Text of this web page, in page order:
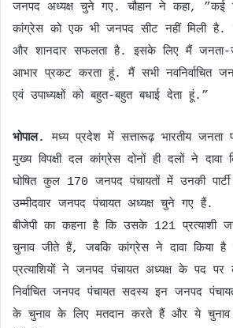
जनपद अध्यक्ष चुने गए. चौहान ने कहा, ”कई
कांग्रेस को एक भी जनपद सीट नहीं मिली है.
और शानदार सफलता है. इसके लिए मैं जनता-
आभार प्रकट करता हूं. मैं सभी नवनिर्वाचित
एवं उपाध्यक्षों को बहुत-बहुत बधाई देता हूं.”
भोपाल.
मध्य प्रदेश में सत्तारूढ़ भारतीय जनता
मुख्य विपक्षी दल कांग्रेस दोनों ही दलों ने दावा
घोषित कुल 170 जनपद पंचायतों में उनकी पार्टी
उम्मीदवार जनपद पंचायत अध्यक्ष चुने गए हैं.
बीजेपी का कहना है कि उसके 121 प्रत्याशी
चुनाव जीते हैं, जबकि कांग्रेस ने दावा किया
प्रत्याशियों ने जनपद पंचायत अध्यक्ष के पद पर
निर्वाचित जनपद पंचायत सदस्य इन जनपद
के चुनाव के लिए मतदान करते हैं और ये चुनाव